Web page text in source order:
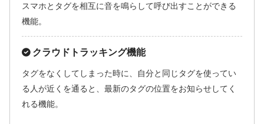
スマホとタグを相互に音を鳴らして呼び出すことができる
機能。
クラウドトラッキング機能
タグをなくしてしまった時に、自分と同じタグを使ってい
る人が近くを通ると、最新のタグの位置をお知らせしてく
れる機能。